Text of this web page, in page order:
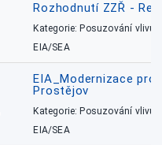
Rozhodnutí ZZŘ -
Kategorie: Posuzování vlivů
EIA/SEA
EIA_Modernizace
Prostějov
Kategorie: Posuzování vlivů
EIA/SEA